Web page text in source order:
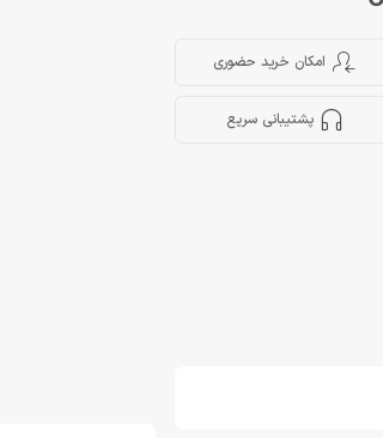
امکان خرید حضوری
پشتیبانی سریع